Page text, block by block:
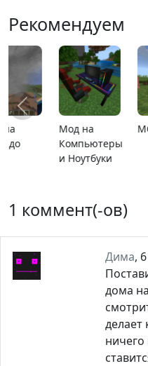
Рекомендуем
Карта
расширяющийся
MCPE 26.1
1 коммент(-ов)
Дима,
дома
делает
ничего